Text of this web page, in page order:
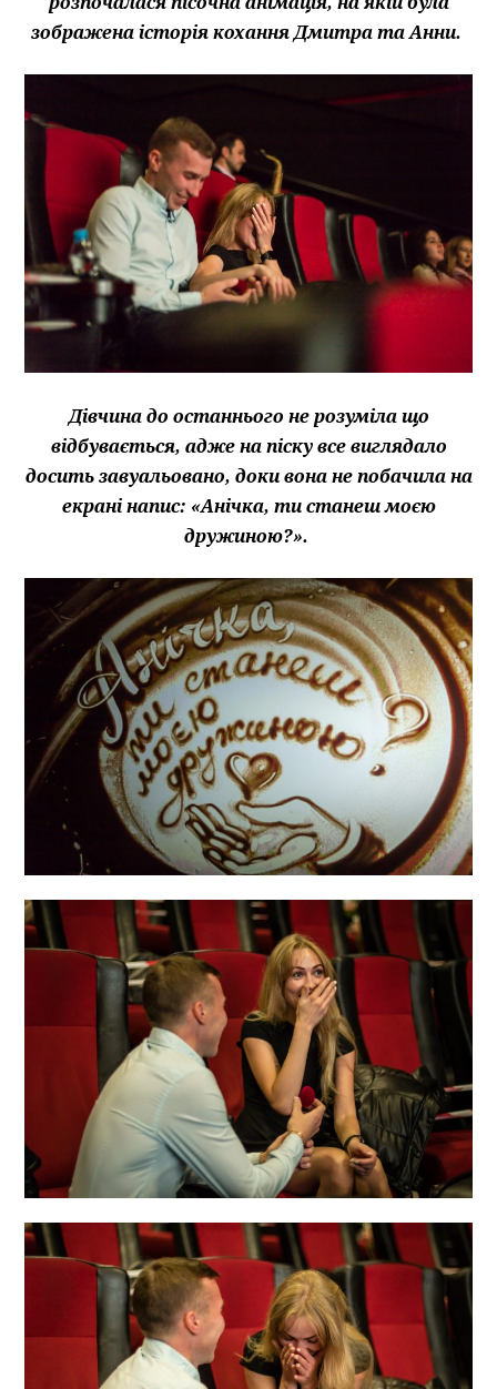
зображена історія кохання Дмитра та Анни.
Дівчина до останнього не розуміла що
відбувається, адже на піску все виглядало
досить завуальовано, доки вона не побачила на
екрані напис: «Анічка, ти станеш моєю
дружиною?».